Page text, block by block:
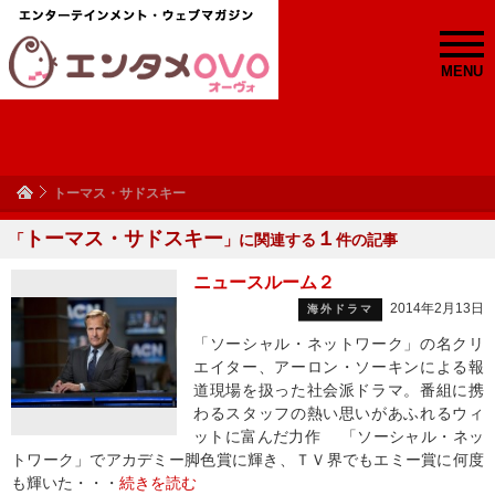
MENU
トーマス・サドスキー
「 トーマス・サドスキー 」に関連する １ 件の記事
ニュースルーム２
海外ドラマ 2014年2月13日
「ソーシャル・ネットワーク」の名クリ
エイター、アーロン・ソーキンによる報
道現場を扱った社会派ドラマ。番組に携
わるスタッフの熱い思いがあふれるウィ
ットに富んだ力作 「ソーシャル・ネッ
トワーク」でアカデミー脚色賞に輝き、ＴＶ界でもエミー賞に何度
も輝いた・・・ 続きを読む